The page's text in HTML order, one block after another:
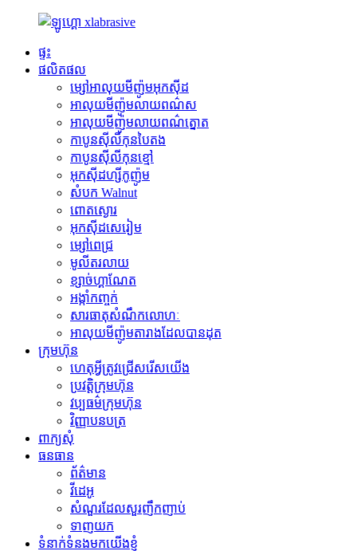
ផ្ទះ
ផលិតផល
ម្សៅអាលុយមីញ៉ូមអុកស៊ីដ
អាលុយមីញ៉ូមលាយពណ៌ស
អាលុយមីញ៉ូមលាយពណ៌ត្នោត
កាបូនស៊ីលីកុនបៃតង
កាបូនស៊ីលីកុនខ្មៅ
អុកស៊ីដហ្សីកូញ៉ូម
សំបក Walnut
ពោត​ស្ងោរ
អុកស៊ីដសេរៀម
ម្សៅពេជ្រ
មូលីត​រលាយ
ខ្សាច់​ហ្គាណែត
អង្កាំកញ្ចក់
សារធាតុសំណឹកលោហៈ
អាលុយមីញ៉ូមតារាងដែលបានដុត
ក្រុមហ៊ុន
ហេតុអ្វីត្រូវជ្រើសរើសយើង
ប្រវត្តិក្រុមហ៊ុន
វប្បធម៌ក្រុមហ៊ុន
វិញ្ញាបនបត្រ
ពាក្យសុំ
ធនធាន
ព័ត៌មាន
វីដេអូ
សំណួរដែលសួរញឹកញាប់
ទាញយក
ទំនាក់ទំនងមកយើងខ្ញុំ